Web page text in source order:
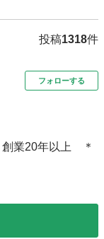
投稿1318件
フォローする
創業20年以上 ＊